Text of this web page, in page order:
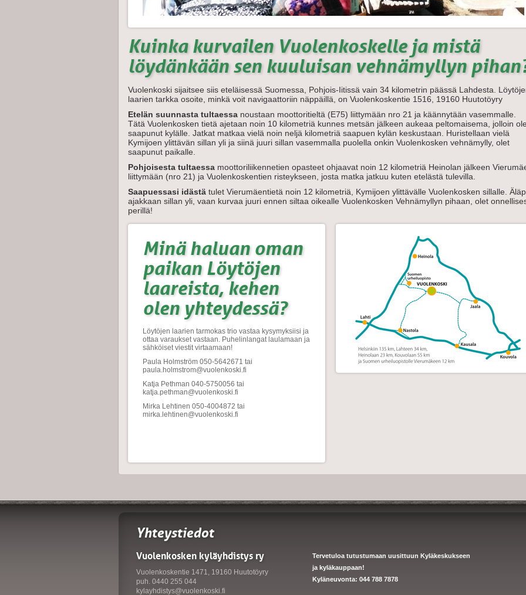
Kuinka kurvailen Vuolenkoskelle ja mistä
löydänkään sen kuuluisan vehnämyllyn
Vuolenkoski sijaitsee siis eteläisessä Suomessa, Pohjois-Iitissä vain 34 kilometrin päässä Lahdesta.
laarien tarkka osoite, minkä voit navigaattoriin näppäillä, on Vuolenkoskentie 1516, 19160 Huutotöyry
Etelän suunnasta tultaessa noustaan moottoritieltä (E75) liittymään nro 21 ja käännytään vasemmalle.
Tätä Vuolenkosken tietä ajetaan noin 10 kilometriä kunnes metsän jälkeen aukeaa peltomaisema, jolloin
saapunut kylälle. Jatkat matkaa vielä noin neljä kilometriä saapuen kylän keskustaan. Huristellaan vielä
Kymijoen ylittävän sillan yli ja siinä juuri sillan vasemmalla puolella onkin Vuolenkosken vehnämylly, olet
saapunut paikalle.
Pohjoisesta tultaessa moottoriliikennetien opasteet ohjaavat noin 12 kilometriä Heinolan jälkeen
liittymään (nro 21) ja Vuolenkoskentien risteykseen, josta matka jatkuu kuten etelästä tulevilla.
Saapuessasi idästä tulet Vierumäentietä noin 12 kilometriä, Kymijoen ylittävälle Vuolenkosken sillalle.
ajakkaan sillan yli, vaan kurvaa juuri ennen siltaa oikealle Vuolenkosken Vehnämyllyn pihaan, olet
perillä!
Minä haluan oman
paikan Löytöjen
laareista, kehen
olen yhteydessä?
Löytöjen laarien tarmokas trio vastaa kysymyksiisi ja
ottaa varaukset vastaan. Puhelinlangat laulamaan ja
sähköiset viestit virtaamaan!
Paula Holmström 050-5642671 tai
paula.holmstrom@vuolenkoski.fi
Katja Pethman 040-5750056 tai
katja.pethman@vuolenkoski.fi
Mirka Lehtinen 050-4004872 tai
mirka.lehtinen@vuolenkoski.fi
Yhteystiedot
Vuolenkosken kyläyhdistys ry
Vuolenkoskentie 1471, 19160 Huutotöyry
puh. 0440 255 044
kylayhdistys@vuolenkoski.fi
Tervetuloa tutustumaan uusittuun Kyläkeskukseen
ja kyläkauppaan!
Kyläneuvonta: 044 788 7878